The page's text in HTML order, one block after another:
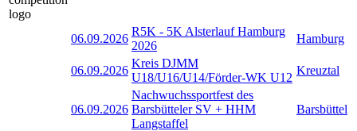
06.09.2026
R5K - 5K Alsterlauf Hamburg
2026
Hamburg
06.09.2026
Kreis DJMM
U18/U16/U14/Förder-WK U12
Kreuztal
06.09.2026
Nachwuchssportfest des
Barsbütteler SV + HHM
Langstaffel
Barsbüttel